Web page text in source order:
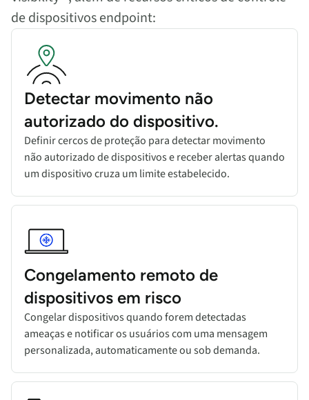
de dispositivos endpoint:
Detectar movimento não
autorizado do dispositivo.
Definir cercos de proteção para detectar movimento
não autorizado de dispositivos e receber alertas quando
um dispositivo cruza um limite estabelecido.
Congelamento remoto de
dispositivos em risco
Congelar dispositivos quando forem detectadas
ameaças e notificar os usuários com uma mensagem
personalizada, automaticamente ou sob demanda.